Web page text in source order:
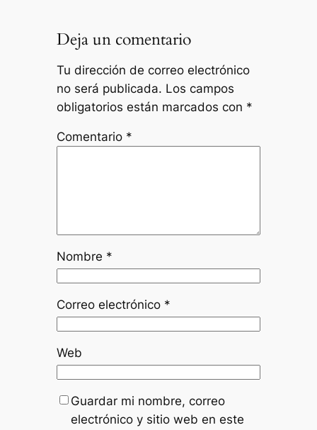
Deja un comentario
Tu dirección de correo electrónico
no será publicada. Los campos
obligatorios están marcados con *
Comentario *
Nombre *
Correo electrónico *
Web
Guardar mi nombre, correo
electrónico y sitio web en este